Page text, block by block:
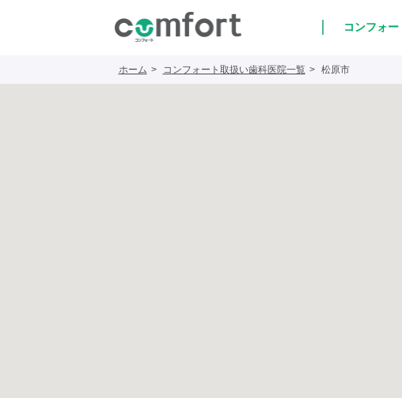
コンフォー
ホーム コンフォート取扱い歯科医院一覧 松原市